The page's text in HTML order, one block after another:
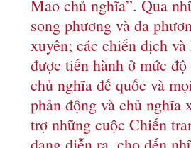
Mao chủ nghĩa”. Qua
song phương và đa
xuyên; các chiến dịch và
được tiến hành ở mức
chủ nghĩa đế quốc và
phản động và chủ nghĩa
trợ những cuộc Chiến